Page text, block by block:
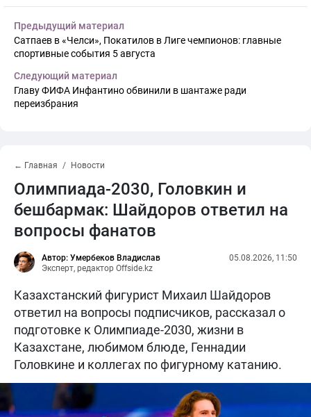
Предыдущий материал
Сатпаев в «Челси», Покатилов в Лиге чемпионов: главные
спортивные события 5 августа
Следующий материал
Главу ФИФА Инфантино обвинили в шантаже ради
переизбрания
← Главная Новости
Олимпиада-2030, Головкин и
бешбармак: Шайдоров ответил на
вопросы фанатов
Автор: Умербеков Владислав
Эксперт, редактор Offside.kz
05.08.2026, 11:50
Казахстанский фигурист Михаил Шайдоров
ответил на вопросы подписчиков, рассказал о
подготовке к Олимпиаде-2030, жизни в
Казахстане, любимом блюде, Геннадии
Головкине и коллегах по фигурному катанию.